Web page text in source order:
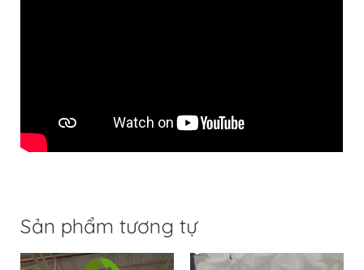
Sản phẩm tương tự